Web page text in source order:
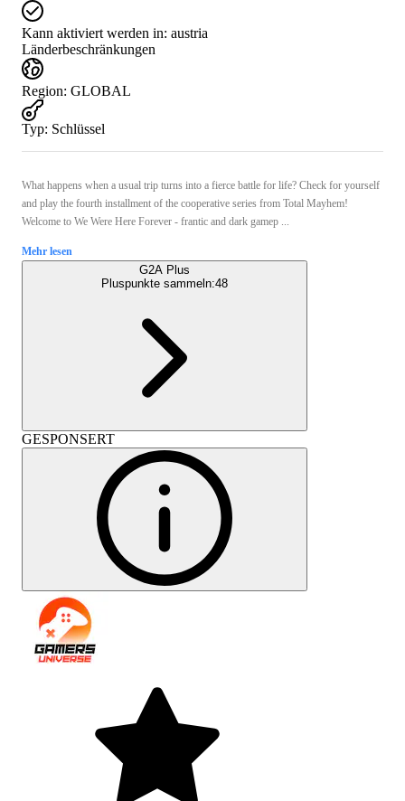
Kann aktiviert werden in: austria
Länderbeschränkungen
Region: GLOBAL
Typ: Schlüssel
What happens when a usual trip turns into a fierce battle for life? Check for yourself
and play the fourth installment of the cooperative series from Total Mayhem!
Welcome to We Were Here Forever - frantic and dark gamep ...
Mehr lesen
G2A Plus
Pluspunkte sammeln:48
GESPONSERT